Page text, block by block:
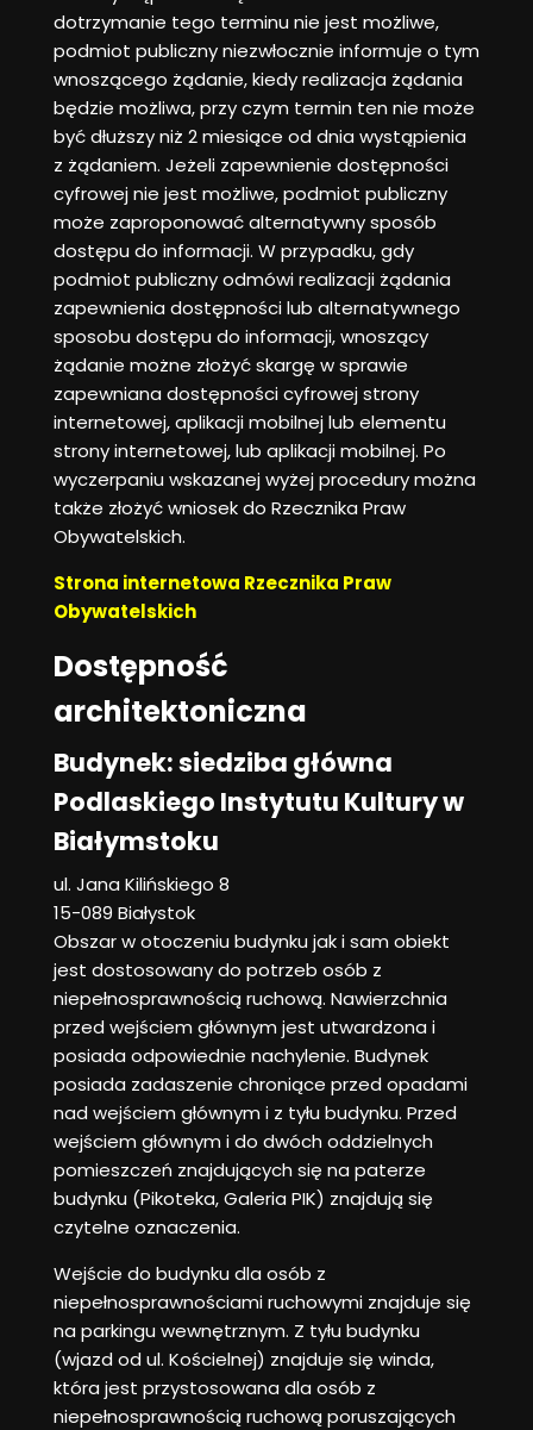
dotrzymanie tego terminu nie jest możliwe,
podmiot publiczny niezwłocznie informuje o tym
wnoszącego żądanie, kiedy realizacja żądania
będzie możliwa, przy czym termin ten nie może
być dłuższy niż 2 miesiące od dnia wystąpienia
z żądaniem. Jeżeli zapewnienie dostępności
cyfrowej nie jest możliwe, podmiot publiczny
może zaproponować alternatywny sposób
dostępu do informacji. W przypadku, gdy
podmiot publiczny odmówi realizacji żądania
zapewnienia dostępności lub alternatywnego
sposobu dostępu do informacji, wnoszący
żądanie możne złożyć skargę w sprawie
zapewniana dostępności cyfrowej strony
internetowej, aplikacji mobilnej lub elementu
strony internetowej, lub aplikacji mobilnej. Po
wyczerpaniu wskazanej wyżej procedury można
także złożyć wniosek do Rzecznika Praw
Obywatelskich.
Strona internetowa Rzecznika Praw
Obywatelskich
Dostępność
architektoniczna
Budynek: siedziba główna
Podlaskiego Instytutu Kultury w
Białymstoku
ul. Jana Kilińskiego 8
15-089 Białystok
Obszar w otoczeniu budynku jak i sam obiekt
jest dostosowany do potrzeb osób z
niepełnosprawnością ruchową. Nawierzchnia
przed wejściem głównym jest utwardzona i
posiada odpowiednie nachylenie. Budynek
posiada zadaszenie chroniące przed opadami
nad wejściem głównym i z tyłu budynku. Przed
wejściem głównym i do dwóch oddzielnych
pomieszczeń znajdujących się na paterze
budynku (Pikoteka, Galeria PIK) znajdują się
czytelne oznaczenia.
Wejście do budynku dla osób z
niepełnosprawnościami ruchowymi znajduje się
na parkingu wewnętrznym. Z tyłu budynku
(wjazd od ul. Kościelnej) znajduje się winda,
która jest przystosowana dla osób z
niepełnosprawnością ruchową poruszających